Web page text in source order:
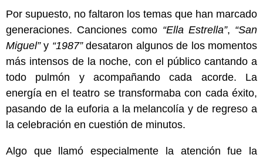
Por supuesto, no faltaron los temas que han marcado
generaciones. Canciones como “Ella Estrella”, “San
Miguel”y “1987”desataron algunos de los momentos
más intensos de la noche, con el público cantando a
todo pulmón y acompañando cada acorde. La
energía en el teatro se transformaba con cada éxito,
pasando de la euforia a la melancolía y de regreso a
la celebración en cuestión de minutos.
Algo que llamó especialmente la atención fue la